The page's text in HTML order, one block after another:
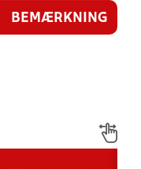
BEMÆRKNING